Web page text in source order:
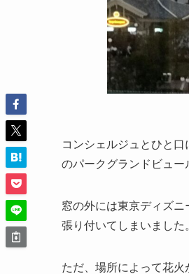
コンシェルジュとひと
のパークグランドビュー
窓の外には東京ディズ
張り付いてしまいました
ただ、場所によって花火